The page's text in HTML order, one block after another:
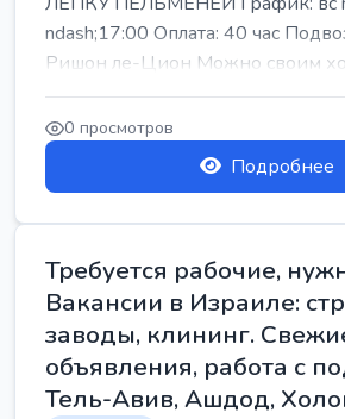
ndash;17:00 Оплата: 40 час
Ришон ле-Цион Можно своим
0 просмотров
Подробнее
Требуется рабочие,
Вакансии в Израиле:
заводы, клининг.
объявления, работа с
Тель-Авив, Ашдод,